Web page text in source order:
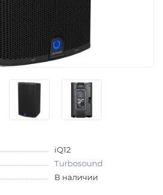
iQ12
Turbosound
В наличии